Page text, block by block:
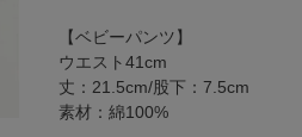
【ベビーパンツ】
ウエスト41cm
丈：21.5cm/股下：7.5cm
素材：綿100%